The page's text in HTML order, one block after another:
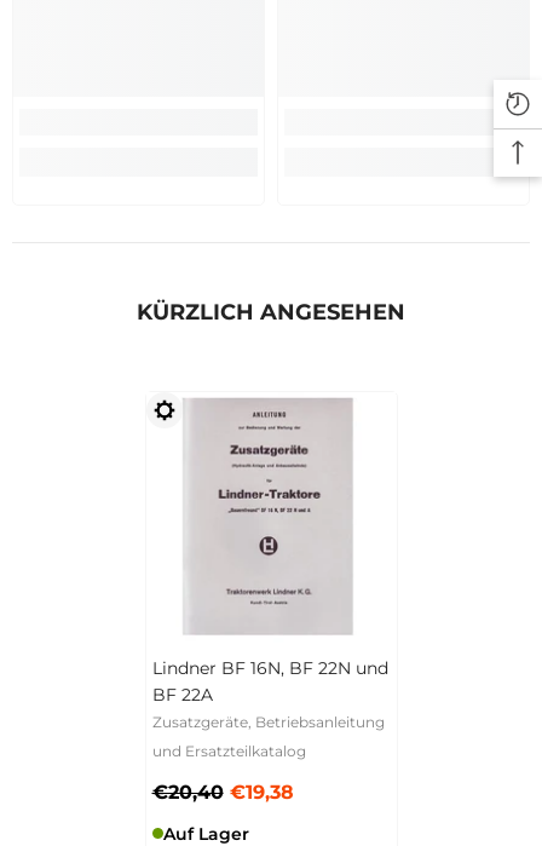
KÜRZLICH ANGESEHEN
Lindner BF 16N, BF 22N und
BF 22A
Zusatzgeräte, Betriebsanleitung
und Ersatzteilkatalog
€20,40 €19,38
Auf Lager